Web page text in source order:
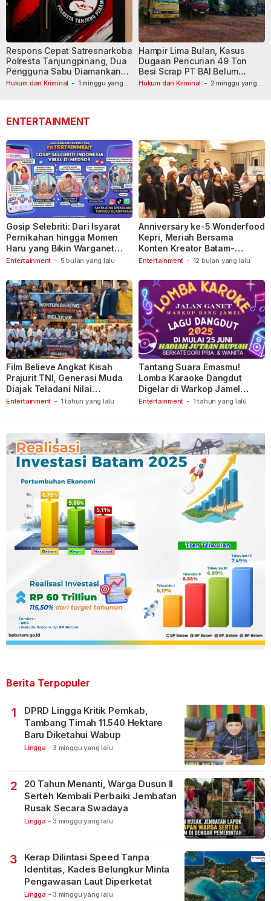
Hukum dan Kriminal - 1 minggu yang
Respons Cepat Satresnarkoba
Polresta Tanjungpinang, Dua
Pengguna Sabu Diamankan
Usai Dilaporkan ke Call Center
Hukum dan Kriminal - 2 minggu yang
Hampir Lima Bulan, Kasus
Dugaan Pencurian 49 Ton
Besi Scrap PT BAI Belum
Tetapkan Tersangka
ENTERTAINMENT
Entertainment - 5 bulan yang lalu
Gosip Selebriti: Dari Isyarat
Pernikahan hingga Momen
Haru yang Bikin Warganet
Berspekulasi
Entertainment - 12 bulan yang lalu
Anniversary ke-5 Wonderfood
Kepri, Meriah Bersama
Konten Kreator Batam-
Tanjungpinang
Entertainment - 1 tahun yang lalu
Film Believe Angkat Kisah
Prajurit TNI, Generasi Muda
Diajak Teladani Nilai
Keberanian
Entertainment - 1 tahun yang lalu
Tantang Suara Emasmu!
Lomba Karaoke Dangdut
Digelar di Warkop Jamel
Ganet
Berita Terpopuler
1
DPRD Lingga Kritik Pemkab,
Tambang Timah 11.540 Hektare
Baru Diketahui Wabup
Lingga - 3 minggu yang lalu
2
20 Tahun Menanti, Warga Dusun II
Serteh Kembali Perbaiki Jembatan
Rusak Secara Swadaya
Lingga - 3 minggu yang lalu
3
Kerap Dilintasi Speed Tanpa
Identitas, Kades Belungkur Minta
Pengawasan Laut Diperketat
Lingga - 3 minggu yang lalu